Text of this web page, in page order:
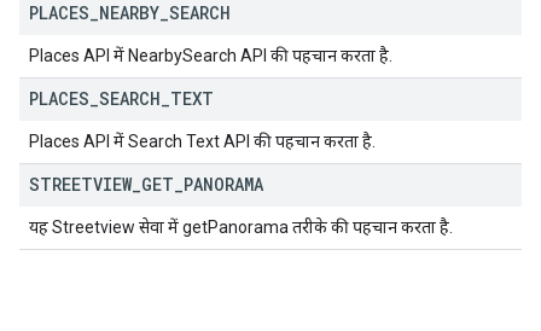
PLACES NEARBY SEARCH
Places API में NearbySearch API की पहचान करता है.
PLACES SEARCH TEXT
Places API में Search Text API की पहचान करता है.
STREETVIEW_ GET PANORAMA
यह Streetview सेवा में getPanorama तरीके की पहचान करता है.